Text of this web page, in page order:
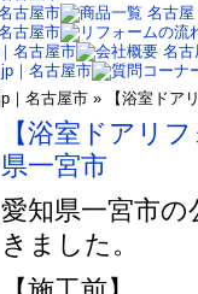
｜名古屋市 » 【浴室ド
【浴室ドアリ
県一宮市
愛知県一宮市
きました。